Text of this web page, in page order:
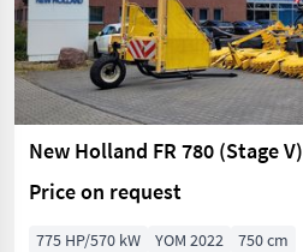
New Holland FR 780 (Stage V)
Price on request
775 HP/570 kW YOM 2022
750 cm